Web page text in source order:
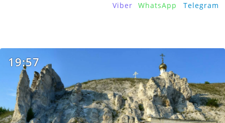
Viber WhatsApp Telegram
19:57